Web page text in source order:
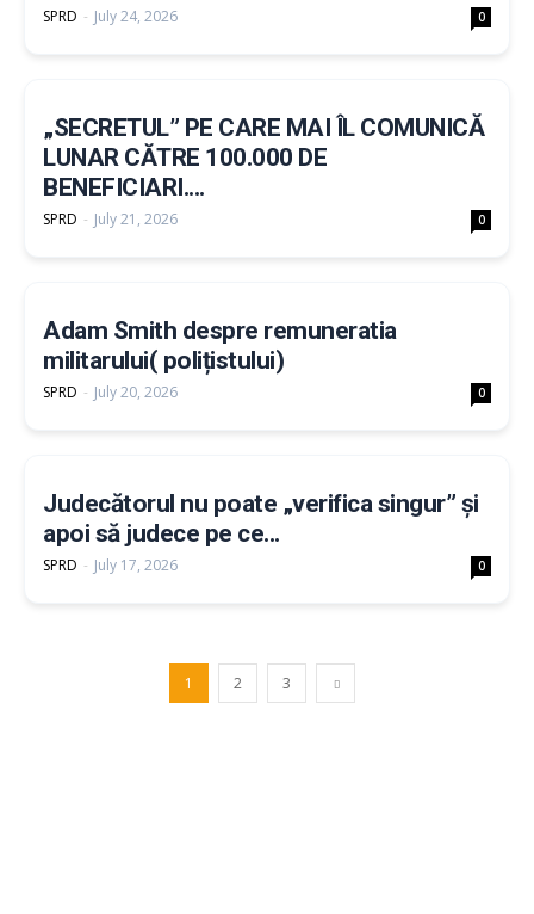
SPRD - July 24, 2026 0
„SECRETUL” PE CARE MAI ÎL COMUNICĂ
LUNAR CĂTRE 100.000 DE
BENEFICIARI....
SPRD - July 21, 2026 0
Adam Smith despre remuneratia
militarului( polițistului)
SPRD - July 20, 2026 0
Judecătorul nu poate „verifica singur” și
apoi să judece pe ce...
SPRD - July 17, 2026 0
1 2 3